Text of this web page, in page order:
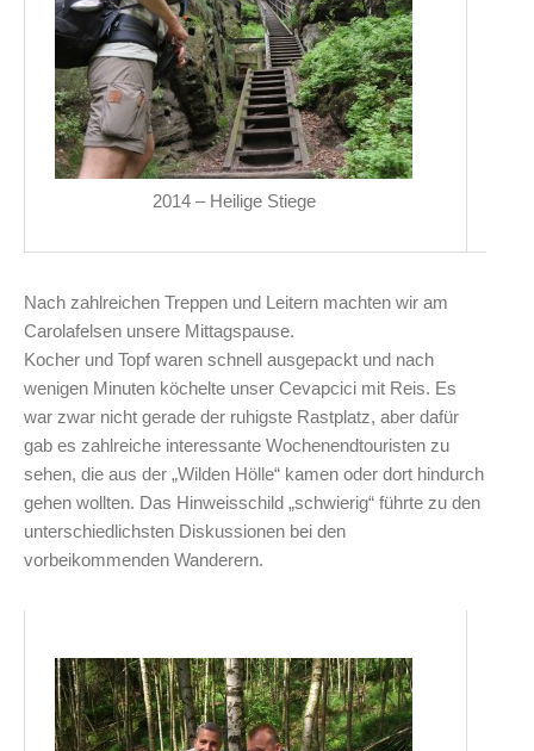
2014 – Heilige Stiege
Nach zahlreichen Treppen und Leitern machten wir am
Carolafelsen unsere Mittagspause.
Kocher und Topf waren schnell ausgepackt und nach
wenigen Minuten köchelte unser Cevapcici mit Reis. Es
war zwar nicht gerade der ruhigste Rastplatz, aber dafür
gab es zahlreiche interessante Wochenendtouristen zu
sehen, die aus der „Wilden Hölle“ kamen oder dort hindurch
gehen wollten. Das Hinweisschild „schwierig“ führte zu den
unterschiedlichsten Diskussionen bei den
vorbeikommenden Wanderern.